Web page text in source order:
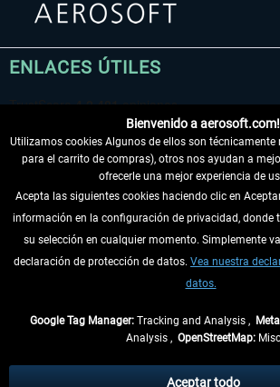
ENLACES ÚTILES
DESISTIR DEL CONTRATO
INFORMACIÓN
tasas de recepción si no se describe lo
Bienvenido a aerosoft.com!
Utilizamos cookies Algunos de ellos son técnicamente
para el carrito de compras), otros nos ayudan a
ofrecerle una mejor experiencia de
Acepta las siguientes cookies haciendo clic en
información en la configuración de privacidad, donde
su selección en cualquier momento. Simplemente
declaración de protección de datos. Vea nuestra
datos.
Google Tag Manager: Tracking and Analysis ,
Analysis , OpenStreetMap:Misc
Aceptar todo